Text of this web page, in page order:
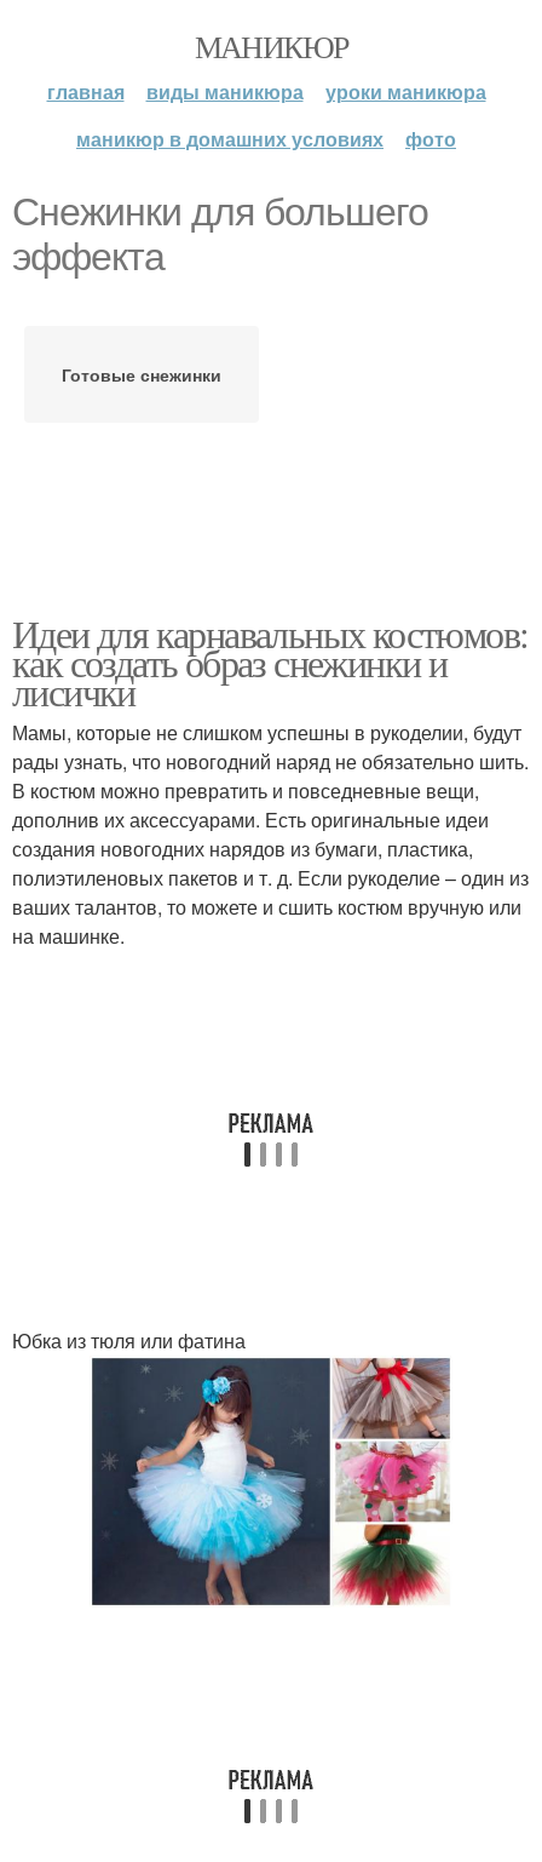
МАНИКЮР
главная виды маникюра
уроки маникюра
маникюр в домашних условиях
фото
Снежинки для большего
эффекта
Готовые снежинки
Идеи для карнавальных костюмов:
как создать образ снежинки и
лисички
Мамы, которые не слишком успешны в рукоделии, будут
рады узнать, что новогодний наряд не обязательно шить.
В костюм можно превратить и повседневные вещи,
дополнив их аксессуарами. Есть оригинальные идеи
создания новогодних нарядов из бумаги, пластика,
полиэтиленовых пакетов и т. д. Если рукоделие – один из
ваших талантов, то можете и сшить костюм вручную или
на машинке.
Юбка из тюля или фатина